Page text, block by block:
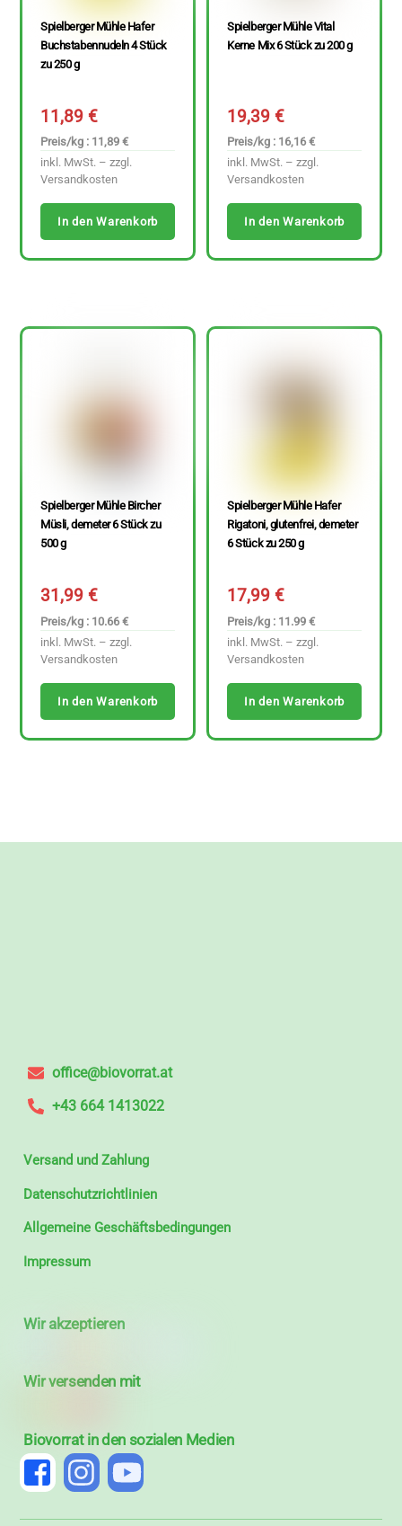
Spielberger Mühle Hafer
Buchstabennudeln 4 Stück
zu 250 g
11,89€
Preis/kg : 11,89 €
inkl. MwSt. – zzgl.
Versandkosten
In den Warenkorb
Spielberger Mühle Vital
Kerne Mix 6 Stück zu 200 g
19,39€
Preis/kg : 16,16 €
inkl. MwSt. – zzgl.
Versandkosten
In den Warenkorb
Spielberger Mühle Bircher
Müsli, demeter 6 Stück zu
500 g
31,99€
Preis/kg : 10.66 €
inkl. MwSt. – zzgl.
Versandkosten
In den Warenkorb
Spielberger Mühle Hafer
Rigatoni, glutenfrei, demeter
6 Stück zu 250 g
17,99€
Preis/kg : 11.99 €
inkl. MwSt. – zzgl.
Versandkosten
In den Warenkorb
office@biovorrat.at
+43 664 1413022
Versand und Zahlung
Datenschutzrichtlinien
Allgemeine Geschäftsbedingungen
Impressum
Wir akzeptieren
Wir versenden mit
Biovorrat in den sozialen Medien